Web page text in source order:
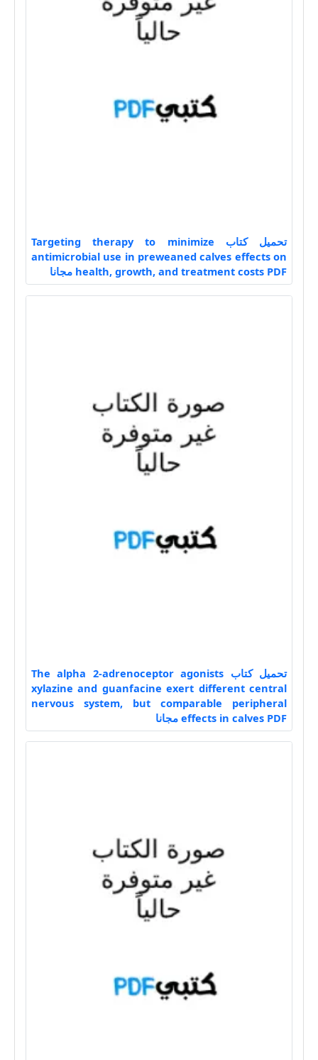
تحميل كتاب Targeting therapy to minimize
antimicrobial use in preweaned calves effects on
health, growth, and treatment costs PDF مجانا
تحميل كتاب The alpha 2-adrenoceptor agonists
xylazine and guanfacine exert different central
nervous system, but comparable peripheral
effects in calves PDF مجانا